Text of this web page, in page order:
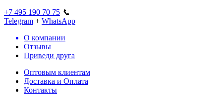
+7 495 190 70 75 📞
Telegram + WhatsApp
О компании
Отзывы
Приведи друга
Оптовым клиентам
Доставка и Оплата
Контакты